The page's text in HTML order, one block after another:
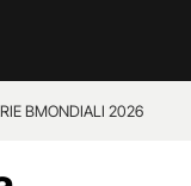
BMONDIALI 2026